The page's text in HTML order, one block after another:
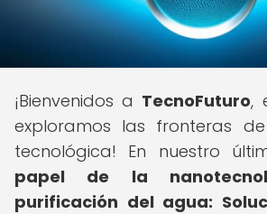
¡Bienvenidos a TecnoFuturo,
exploramos las fronteras
tecnológica! En nuestro
papel de la
purificación del agua: